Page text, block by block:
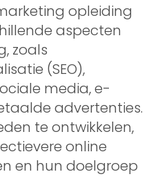
opleiding
aspecten
zoals
(SEO),
media, e-
advertenties.
te ontwikkelen,
online
en hun doelgroep